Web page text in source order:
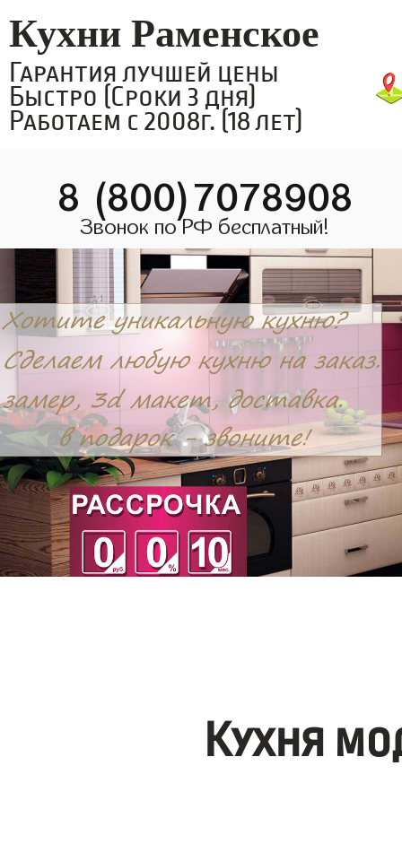
Кухни Раменское
Гарантия лучшей цены
Быстро (Сроки 3 дня)
Работаем с 2008г. (18 лет)
8 (800)7078908
Звонок по РФ бесплатный!
Кухня